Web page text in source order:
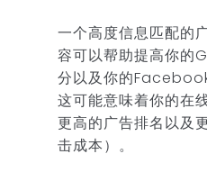
一个高度信息匹配的
容可以帮助提高你
分以及你的
这可能意味着你的在
更高的广告排名以及
击成本）。